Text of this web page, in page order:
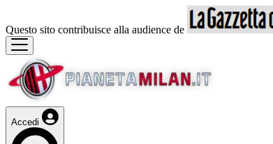
Questo sito contribuisce alla audience de
Accedi